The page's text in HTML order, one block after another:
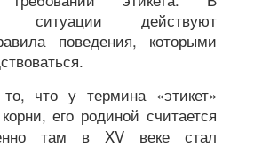
ситуации действуют
поведения, которыми
что у термина «этикет»
корни, его родиной считается
там в XV веке стал